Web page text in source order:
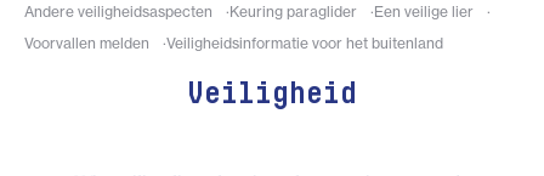
Andere veiligheidsaspecten
Keuring paraglider
Een veilige lier
Voorvallen melden
Veiligheidsinformatie voor het buitenland
Veiligheid